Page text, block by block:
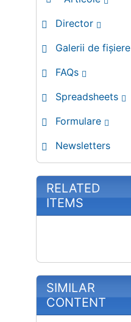
Director
Galerii de fișiere
FAQs
Spreadsheets
Formulare
Newsletters
RELATED
ITEMS
SIMILAR
CONTENT